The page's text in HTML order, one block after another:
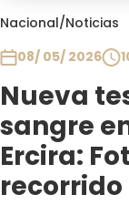
Nacional/Noticias
08/ 05/ 2026
Nueva
sangre
Ercira:
Club De La
Plan
El Tiempo
Sabingo
Todos Los